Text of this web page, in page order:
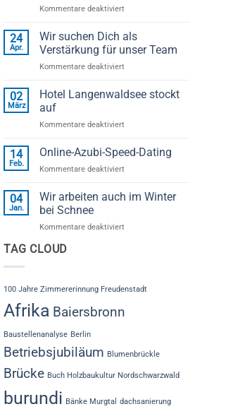
Kommentare deaktiviert
„1.
Baiersbronner
Handwerker
Herbst“
Besucher
Zimmerei
24
Apr.
Wir suchen Dich als
Verstärkung für unser Team
Kommentare deaktiviert
suchen
Verstärkung
unser
02
März
Hotel Langenwaldsee stockt
auf
Kommentare deaktiviert
Langenwaldsee
auf
14
Feb.
Online-Azubi-Speed-Dating
Kommentare deaktiviert
Azubi-
04
Jan.
Wir arbeiten auch im Winter
bei Schnee
Kommentare deaktiviert
Winter
Schnee
TAG CLOUD
100 Jahre Zimmererinnung Freudenstadt
Afrika Baiersbronn
Baustellenanalyse Berlin
Betriebsjubiläum Blumenbrückle
Brücke Buch Holzbaukultur Nordschwarzwald
burundi Bänke Murgtal dachsanierung